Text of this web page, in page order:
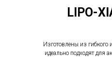
LIPO-
Изготовлены из гибкого
идеально подходят для